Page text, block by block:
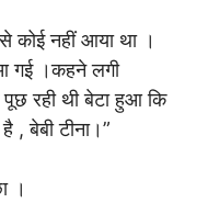
नहीं आया था ।
गई ।कहने लगी
रही थी बेटा हुआ कि
, बेबी टीना।”
।